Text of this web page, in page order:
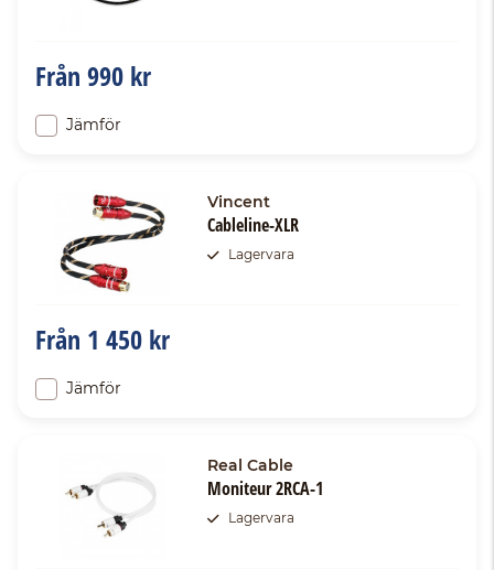
Från 990 kr
Jämför
Vincent
Cableline-XLR
Lagervara
Från 1 450 kr
Jämför
Real Cable
Moniteur 2RCA-1
Lagervara